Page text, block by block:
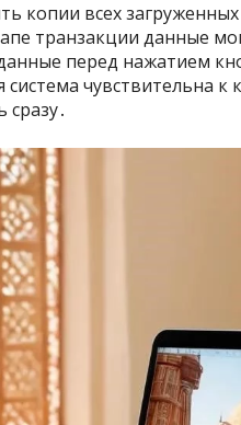
копии всех
транзакции данные
перед нажатием
система чувствительна